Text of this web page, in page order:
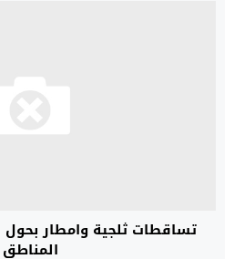
تساقطات ثلجية وامطار بحول
المناطق